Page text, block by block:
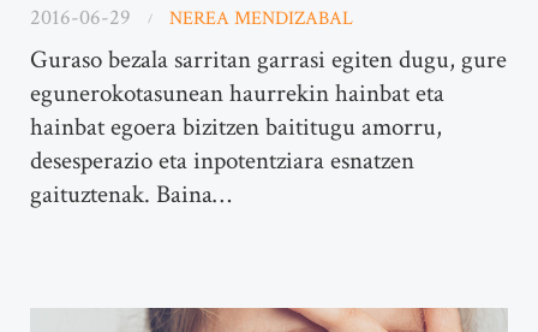
2016-06-29 NEREA MENDIZABAL
Guraso bezala sarritan garrasi egiten dugu, gure
egunerokotasunean haurrekin hainbat eta
hainbat egoera bizitzen baititugu amorru,
desesperazio eta inpotentziara esnatzen
gaituztenak. Baina…